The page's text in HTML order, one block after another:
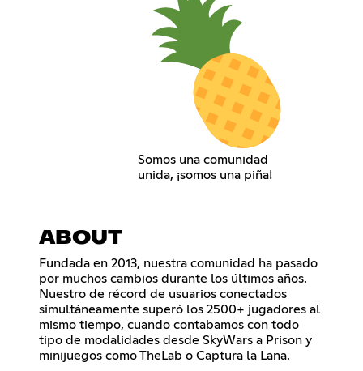
Somos una comunidad
unida, ¡somos una piña!
ABOUT
Fundada en 2013, nuestra comunidad ha pasado
por muchos cambios durante los últimos años.
Nuestro de récord de usuarios conectados
simultáneamente superó los 2500+ jugadores al
mismo tiempo, cuando contabamos con todo
tipo de modalidades desde SkyWars a Prison y
minijuegos como TheLab o Captura la Lana.